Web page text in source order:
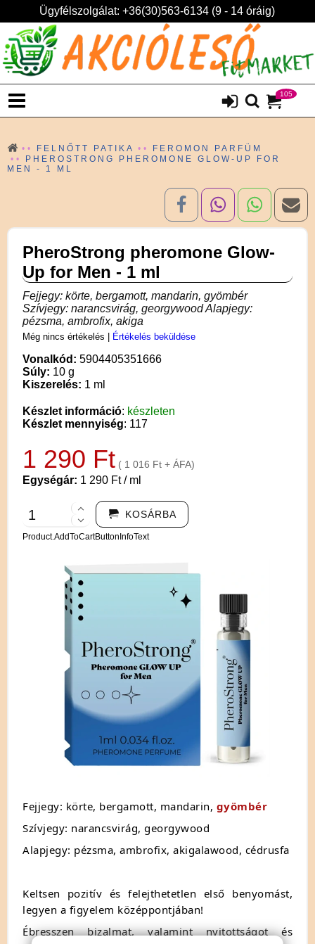
Ügyfélszolgálat: +36(30)563-6134 (9 - 14 óráig)
105
FELNŐTT PATIKA
FEROMON PARFÜM
PHEROSTRONG PHEROMONE GLOW-UP FOR
MEN - 1 ML
PheroStrong pheromone Glow-
Up for Men - 1 ml
Fejjegy: körte, bergamott, mandarin, gyömbér
Szívjegy: narancsvirág, georgywood Alapjegy:
pézsma, ambrofix, akiga
Még nincs értékelés Értékelés beküldése
Vonalkód: 5904405351666
Súly: 10 g
Kiszerelés: 1 ml
Készlet információ: készleten
Készlet mennyiség: 117
1 290 Ft ( 1 016 Ft + ÁFA)
Egységár: 1 290 Ft / ml
KOSÁRBA
Product.AddToCartButtonInfoText
Fejjegy: körte, bergamott, mandarin, gyömbér
Szívjegy: narancsvirág, georgywood
Alapjegy: pézsma, ambrofix, akigalawood, cédrusfa
Keltsen pozitív és felejthetetlen első benyomást,
legyen a figyelem középpontjában!
Ébresszen bizalmat, valamint nyitottságot és